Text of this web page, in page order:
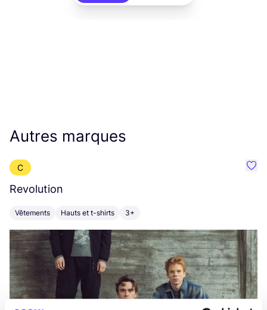
Autres marques
C
Revolution
Vêtements Hauts et t-shirts 3+